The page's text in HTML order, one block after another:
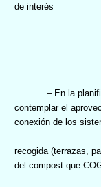
de interés
– En la
contemplar el
conexión de los
recogida (terrazas,
del compost que